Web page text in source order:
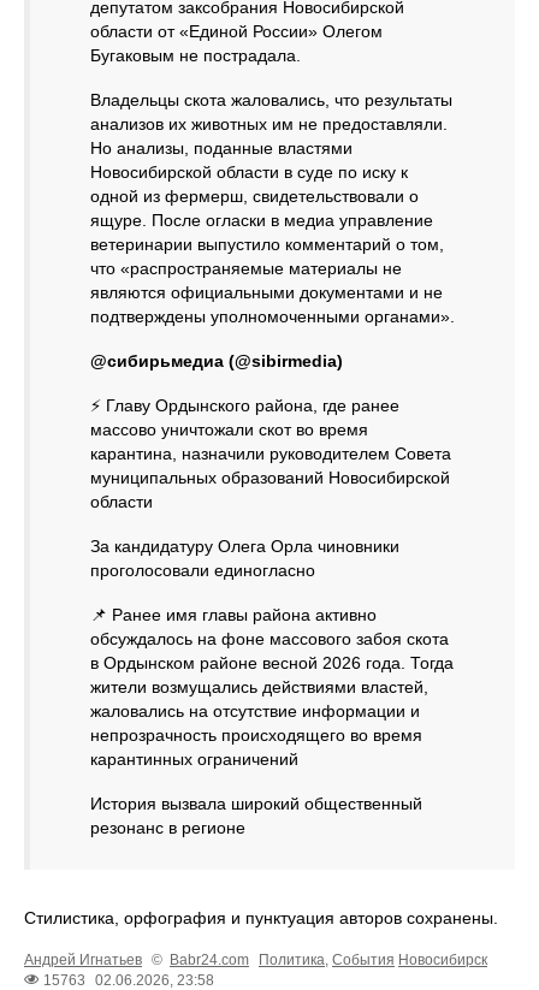
депутатом заксобрания Новосибирской
области от «Единой России» Олегом
Бугаковым не пострадала.
Владельцы скота жаловались, что результаты
анализов их животных им не предоставляли.
Но анализы, поданные властями
Новосибирской области в суде по иску к
одной из фермерш, свидетельствовали о
ящуре. После огласки в медиа управление
ветеринарии выпустило комментарий о том,
что «распространяемые материалы не
являются официальными документами и не
подтверждены уполномоченными органами».
@сибирьмедиа (@sibirmedia)
⚡ Главу Ордынского района, где ранее
массово уничтожали скот во время
карантина, назначили руководителем Совета
муниципальных образований Новосибирской
области
За кандидатуру Олега Орла чиновники
проголосовали единогласно
📌 Ранее имя главы района активно
обсуждалось на фоне массового забоя скота
в Ордынском районе весной 2026 года. Тогда
жители возмущались действиями властей,
жаловались на отсутствие информации и
непрозрачность происходящего во время
карантинных ограничений
История вызвала широкий общественный
резонанс в регионе
Стилистика, орфография и пунктуация авторов сохранены.
Андрей Игнатьев © Babr24.com Политика, События Новосибирск
15763
02.06.2026, 23:58